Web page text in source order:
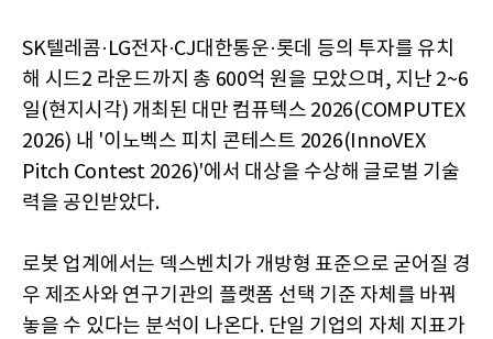
SK텔레콤·LG전자·CJ대한통운·롯데 등의 투자를 유치
해 시드2 라운드까지 총 600억 원을 모았으며, 지난 2~6
일(현지시각) 개최된 대만 컴퓨텍스 2026(COMPUTEX
2026) 내 '이노벡스 피치 콘테스트 2026(InnoVEX
Pitch Contest 2026)'에서 대상을 수상해 글로벌 기술
력을 공인받았다.
로봇 업계에서는 덱스벤치가 개방형 표준으로 굳어질 경
우 제조사와 연구기관의 플랫폼 선택 기준 자체를 바꿔
놓을 수 있다는 분석이 나온다. 단일 기업의 자체 지표가